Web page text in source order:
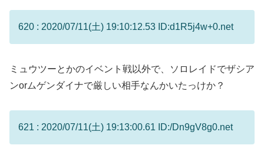
620 : 2020/07/11(土) 19:10:12.53 ID:d1R5j4w+0.net
ミュウツーとかのイベント戦以外で、ソロレイドでザシア
ンorムゲンダイナで厳しい相手なんかいたっけか？
621 : 2020/07/11(土) 19:13:00.61 ID:/Dn9gV8g0.net